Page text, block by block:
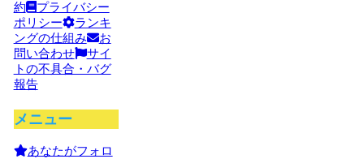
約
プライバシー
ポリシー
ランキ
ングの仕組み
お
問い合わせ
サイ
トの不具合・バグ
報告
メニュー
あなたがフォロ